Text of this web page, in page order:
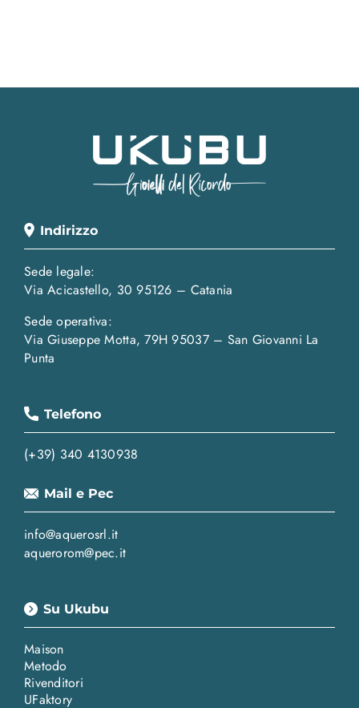
Indirizzo
Sede legale:
Via Acicastello, 30 95126 – Catania
Sede operativa:
Via Giuseppe Motta, 79H 95037 – San Giovanni La
Punta
Telefono
(+39) 340 4130938
Mail e Pec
info@aquerosrl.it
aquerorom@pec.it
Su Ukubu
Maison
Metodo
Rivenditori
UFaktory